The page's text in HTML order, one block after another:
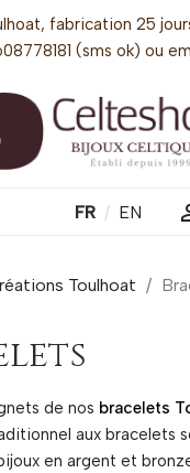
fabrication 25
(sms ok) ou
FR / EN
Toulhoat
de nos bracelets
aux bracelets
en argent et